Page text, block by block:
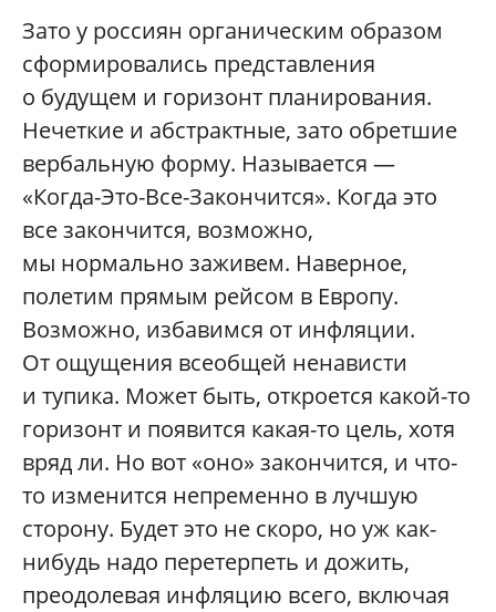
Зато у россиян органическим образом
сформировались представления
о будущем и горизонт планирования.
Нечеткие и абстрактные, зато обретшие
вербальную форму. Называется —
«Когда-Это-Все-Закончится». Когда это
все закончится, возможно,
мы нормально заживем. Наверное,
полетим прямым рейсом в Европу.
Возможно, избавимся от инфляции.
От ощущения всеобщей ненависти
и тупика. Может быть, откроется какой-то
горизонт и появится какая-то цель, хотя
вряд ли. Но вот «оно» закончится, и что-
то изменится непременно в лучшую
сторону. Будет это не скоро, но уж как-
нибудь надо перетерпеть и дожить,
преодолевая инфляцию всего, включая